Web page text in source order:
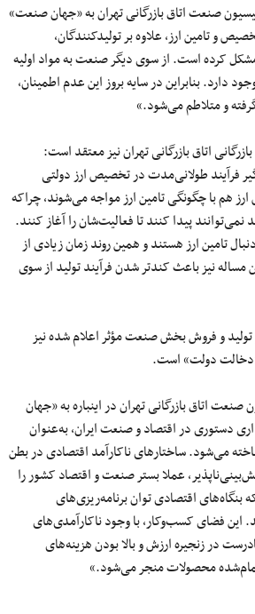
صنعت اتاق بازرگانی تهران به «جهان صنعت»
و تامین ارز، علاوه بر تولیدکنندگان،
کرده است. از سوی دیگر صنعت به مواد اولیه
دارد. بنابراین در سایه بروز این عدم اطمینان،
و متلاطم می‌شود.»
اتاق بازرگانی تهران نیز معتقد است‌:
فرآیند طولانی‌مدت در تخصیص ارز دولتی
هم با چگونگی تامین ارز مواجه می‌شوند، چراکه
نمی‌توانند پیدا کنند تا فعالیت‌شان را آغاز کنند.
تامین ارز هستند و همین روند زمان زیادی از
مساله نیز باعث کندتر شدن فرآیند تولید از سوی
و فروش بخش صنعت مؤثر اعلام شده نیز
دولت» است.
اتاق بازرگانی تهران در اینباره به «جهان
دستوری در اقتصاد و صنعت ایران، به‌عنوان
می‌شود. ساختارهای ناکارآمد اقتصادی در بطن
عملا بستر صنعت و اقتصاد کشور را
بنگاه‌های اقتصادی توان برنامه‌ریزی‌های
این فضای کسب‌وکار، با وجود ناکارآمدی‌های
در زنجیره ارزش و بالا بودن هزینه‌های
تمام‌شده محصولات منجر می‌شود.»